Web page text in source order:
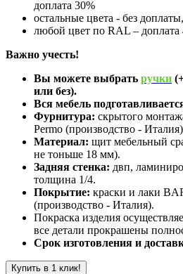
доплата 30%
остальные цвета - без доплаты,
любой цвет по RAL – доплата
Важно учесть!
Вы можете выбрать ручки
или без).
Вся мебель
Фурнитура: скрытого
Permo (производство -
Материал: щит мебельный
не тоньше 18 мм).
Задняя стенка: двп,
толщина 1/4.
Покрытие: краски и лаки
(производство - Италия).
Покраска изделия
все детали прокрашены
Срок изготовления и
Купить в 1 клик!